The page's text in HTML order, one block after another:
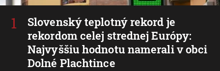
Slovenský teplotný rekord je
rekordom celej strednej Európy:
Najvyššiu hodnotu namerali v obci
Dolné Plachtince